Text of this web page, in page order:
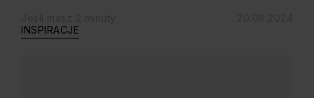
INSPIRACJE